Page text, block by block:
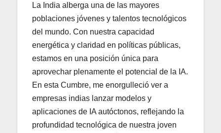
La India alberga una de las mayores
poblaciones jóvenes y talentos tecnológicos
del mundo. Con nuestra capacidad
energética y claridad en políticas públicas,
estamos en una posición única para
aprovechar plenamente el potencial de la IA.
En esta Cumbre, me enorgulleció ver a
empresas indias lanzar modelos y
aplicaciones de IA autóctonos, reflejando la
profundidad tecnológica de nuestra joven